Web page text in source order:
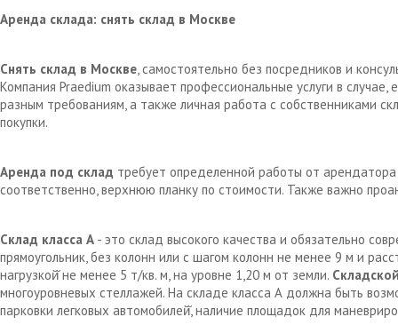
Аренда склада: снять склад в Москве
Снять склад в Москве, самостоятельно без посредников и
Компания Praedium оказывает профессиональные услуги в
разным требованиям, а также личная работа с собственниками
покупки.
Аренда под склад требует определенной работы от
соответственно, верхнюю планку по стоимости. Также важно
Склад класса А - это склад высокого качества и обязательно
прямоугольник, без колонн или с шагом колонн не менее 9 м и
нагрузкой̆ не менее 5 т/кв. м, на уровне 1,20 м от земли.
многоуровневых стеллажей. На складе класса А должна быть
парковки легковых автомобилей̆, наличие площадок для